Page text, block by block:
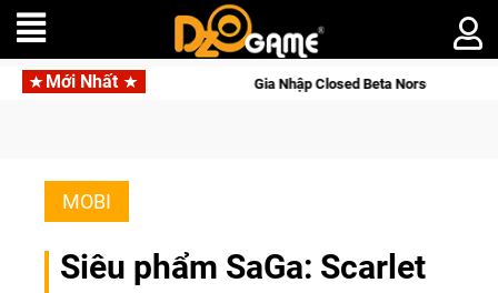
Mới Nhất
Online Gia Nhập Closed Beta Norse Saga: Cửu Giới Thức
MOBI
Siêu phẩm SaGa: Scarlet